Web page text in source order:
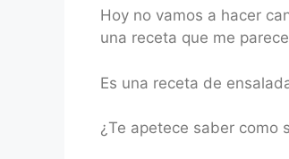
Hoy no vamos a hacer
una receta que me
Es una receta de
¿Te apetece saber como